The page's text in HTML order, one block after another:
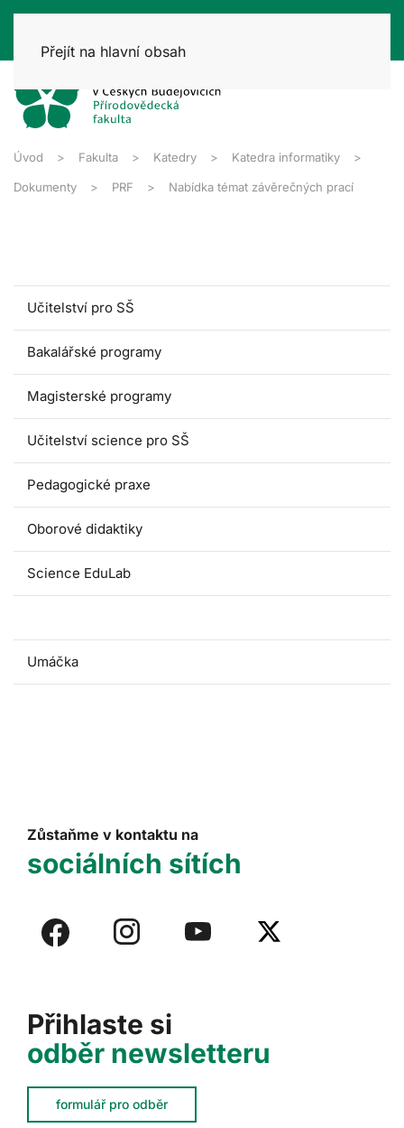
Přejít na hlavní obsah
Úvod Fakulta Katedry Katedra informatiky
Dokumenty PRF Nabídka témat závěrečných prací
Učitelství pro SŠ
Bakalářské programy
Magisterské programy
Učitelství science pro SŠ
Pedagogické praxe
Oborové didaktiky
Science EduLab
Umáčka
Přihlaste si
odběr newsletteru
formulář pro odběr
Zůstaňme v kontaktu na
sociálních sítích